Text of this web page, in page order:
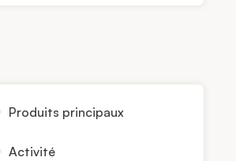
Produits principaux
Activité